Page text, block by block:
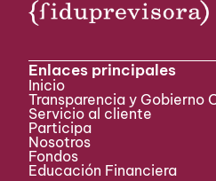
Enlaces principales
Inicio
Transparencia y Gobierno
Servicio al cliente
Participa ​
Nosotros
Fondos
Educación Financiera